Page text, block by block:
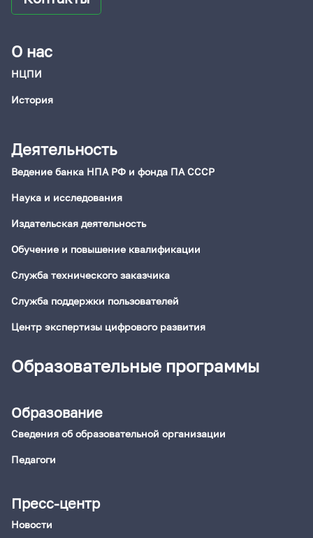
О нас
НЦПИ
История
Деятельность
Ведение банка НПА РФ и фонда ПА СССР
Наука и исследования
Издательская деятельность
Обучение и повышение квалификации
Служба технического заказчика
Служба поддержки пользователей
Центр экспертизы цифрового развития
Образовательные программы
Образование
Сведения об образовательной организации
Педагоги
Пресс-центр
Новости